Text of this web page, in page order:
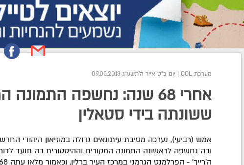
מערכת COL | יום כ"ט אייר ה׳תשע״ג 09.05.2013
אחרי 68 שנה: נחשפה
ששונתה בידי סטאלין
אמש (רביעי), נערכה מסיבת עיתונאים גדולה במוזיאון היהודי
ובה נחשפה לראשונה התמונה המקורית וההיסטורית בה תועד